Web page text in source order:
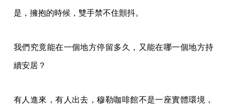
是，擁抱的時候，雙手禁不住顫抖。
我們究竟能在一個地方停留多久，又能在哪一個地方持
續安居？
有人進來，有人出去，穆勒咖啡館不是一座實體環境，